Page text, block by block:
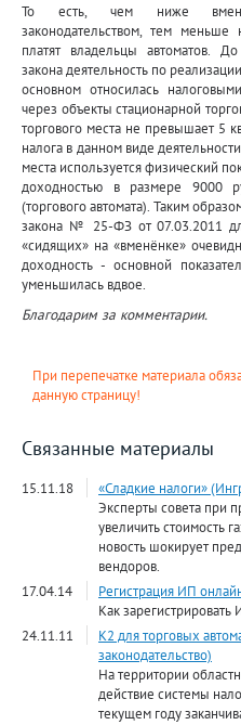
То есть, чем ниже
законодательством, тем
платят владельцы автоматов.
закона деятельность по
основном относилась
через объекты стационарной
торгового места не превышает 5
налога в данном виде
места используется физический
доходностью в размере 9000
(торгового автомата). Таким
закона № 25-ФЗ от 07.03.2011
«сидящих» на «вменёнке»
доходность - основной
уменьшилась вдвое.
Благодарим за комментарии.
При перепечатке материала
данную страницу!
Связанные материалы
15.11.18
«Сладкие налоги»
Эксперты совета при
увеличить стоимость
новость шокирует
вендоров.
17.04.14
Регистрация ИП
Как
24.11.11
К2 для торговых
законодательство)
На территории
действие системы
текущем году